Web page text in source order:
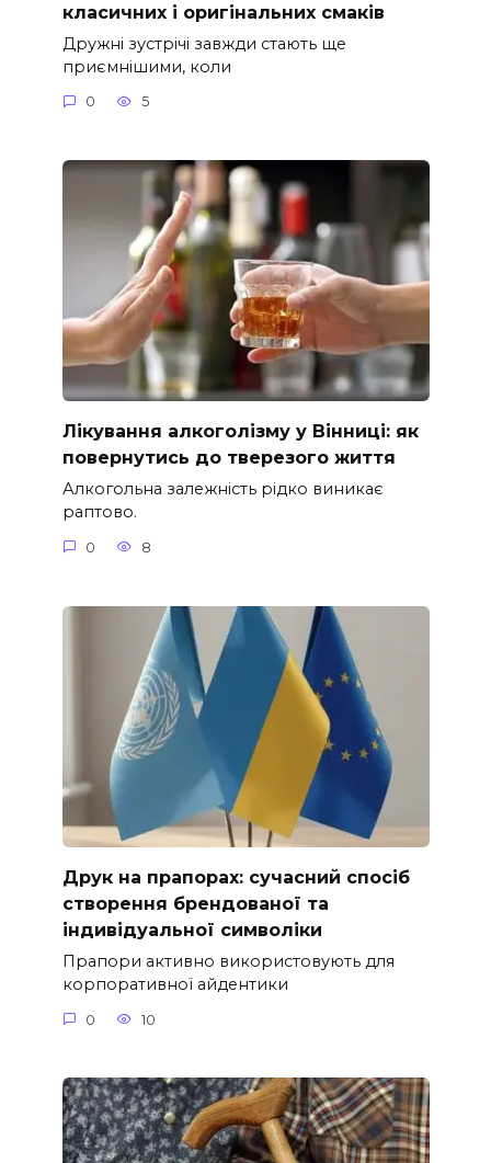
класичних і оригінальних смаків
Дружні зустрічі завжди стають ще
приємнішими, коли
0 5
Лікування алкоголізму у Вінниці: як
повернутись до тверезого життя
Алкогольна залежність рідко виникає
раптово.
0 8
Друк на прапорах: сучасний спосіб
створення брендованої та
індивідуальної символіки
Прапори активно використовують для
корпоративної айдентики
0 10